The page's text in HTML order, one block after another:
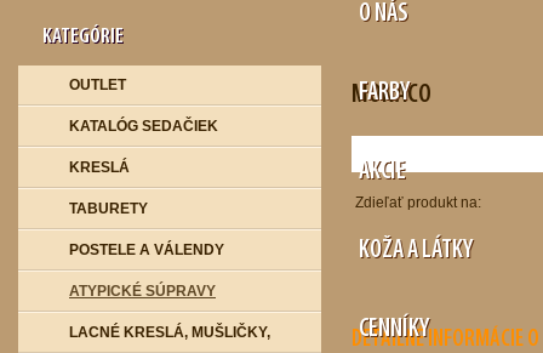
O NÁS
FARBY
AKCIE
KOŽA A LÁTKY
CENNÍKY
KATEGÓRIE
OUTLET
KATALÓG SEDAČIEK
KRESLÁ
TABURETY
POSTELE A VÁLENDY
ATYPICKÉ SÚPRAVY
LACNÉ KRESLÁ, MUŠLIČKY,
MONACO
Zdieľať produkt na:
DETAILNÉ INFORMÁCIE